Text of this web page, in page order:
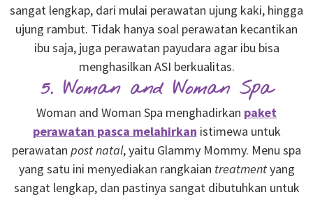
sangat lengkap, dari mulai perawatan ujung kaki, hingga
ujung rambut. Tidak hanya soal perawatan kecantikan
ibu saja, juga perawatan payudara agar ibu bisa
menghasilkan ASI berkualitas.
5. Woman and Woman Spa
Woman and Woman Spa menghadirkan paket
perawatan pasca melahirkan istimewa untuk
perawatan post natal, yaitu Glammy Mommy. Menu spa
yang satu ini menyediakan rangkaian treatmentyang
sangat lengkap, dan pastinya sangat dibutuhkan untuk